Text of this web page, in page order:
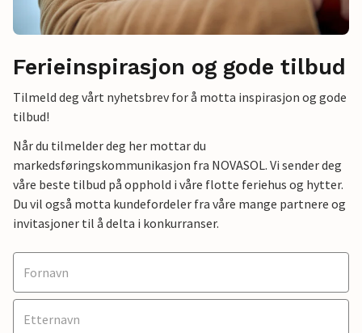
Ferieinspirasjon og gode tilbud
Tilmeld deg vårt nyhetsbrev for å motta inspirasjon og gode
tilbud!
Når du tilmelder deg her mottar du
markedsføringskommunikasjon fra NOVASOL. Vi sender deg
våre beste tilbud på opphold i våre flotte feriehus og hytter.
Du vil også motta kundefordeler fra våre mange partnere og
invitasjoner til å delta i konkurranser.